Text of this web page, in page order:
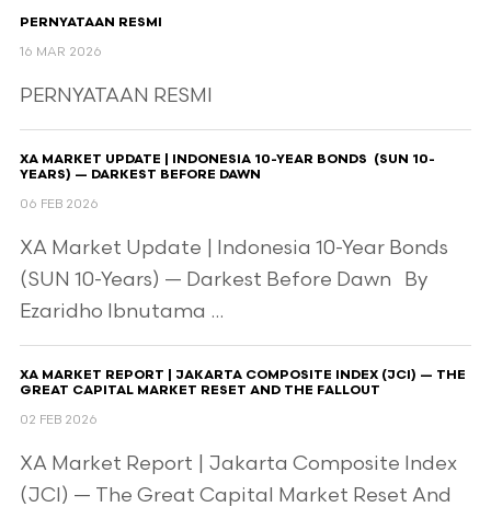
PERNYATAAN RESMI
16 MAR 2026
PERNYATAAN RESMI
XA MARKET UPDATE | INDONESIA 10-YEAR BONDS (SUN 10-
YEARS) — DARKEST BEFORE DAWN
06 FEB 2026
XA Market Update | Indonesia 10-Year Bonds
(SUN 10-Years) — Darkest Before Dawn By
Ezaridho Ibnutama ...
XA MARKET REPORT | JAKARTA COMPOSITE INDEX (JCI) — THE
GREAT CAPITAL MARKET RESET AND THE FALLOUT
02 FEB 2026
XA Market Report | Jakarta Composite Index
(JCI) — The Great Capital Market Reset And